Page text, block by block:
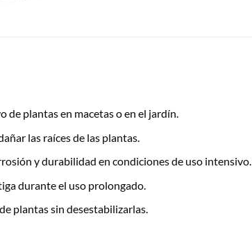
plantas en macetas o en el jardín.
las raíces de las plantas.
y durabilidad en condiciones de uso intensivo.
durante el uso prolongado.
plantas sin desestabilizarlas.